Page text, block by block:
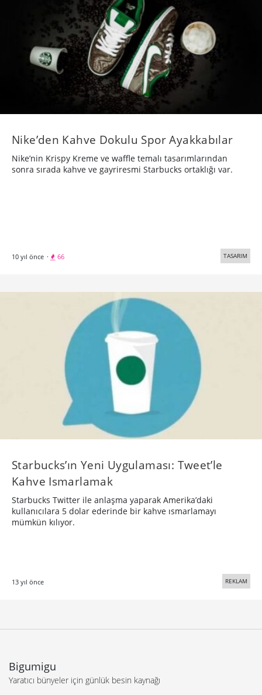
Nike’den Kahve Dokulu Spor Ayakkabılar
Nike’nin Krispy Kreme ve waffle temalı tasarımlarından
sonra sırada kahve ve gayriresmi Starbucks ortaklığı var.
10 yıl önce · 66 TASARIM
Starbucks’ın Yeni Uygulaması: Tweet’le
Kahve Ismarlamak
Starbucks Twitter ile anlaşma yaparak Amerika’daki
kullanıcılara 5 dolar ederinde bir kahve ısmarlamayı
mümkün kılıyor.
13 yıl önce REKLAM
Bigumigu
Yaratıcı bünyeler için günlük besin kaynağı